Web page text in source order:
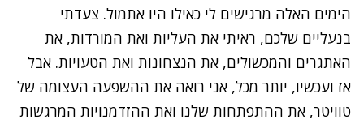
הימים האלה מרגישים לי כאילו היו אתמול. צעדתי
בנעליים שלכם, ראיתי את העליות ואת המורדות, את
האתגרים והמכשולים, את הנצחונות ואת הטעויות. אבל
אז ועכשיו, יותר מכל, אני רואה את ההשפעה העצומה של
טוויטר, את ההתפתחות שלנו ואת ההזדמנויות המרגשות